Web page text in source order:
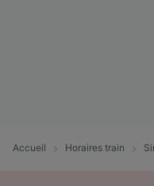
Accueil Horaires train